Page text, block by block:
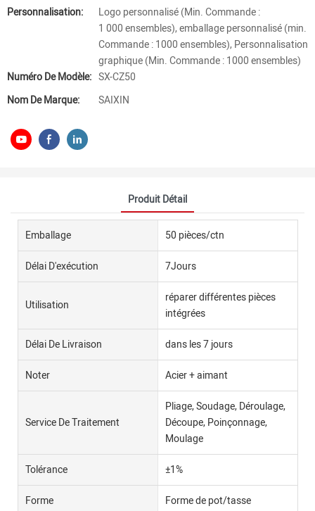
Personnalisation:
Logo personnalisé (Min. Commande :
1 000 ensembles), emballage personnalisé (min.
Commande : 1000 ensembles), Personnalisation
graphique (Min. Commande : 1000 ensembles)
Numéro De Modèle: SX-CZ50
Nom De Marque:
SAIXIN
Produit Détail
Emballage 50 pièces/ctn
Délai D'exécution 7Jours
Utilisation
réparer différentes pièces
intégrées
Délai De Livraison dans les 7 jours
Noter Acier + aimant
Service De Traitement
Pliage, Soudage, Déroulage,
Découpe, Poinçonnage,
Moulage
Tolérance ±1%
Forme Forme de pot/tasse